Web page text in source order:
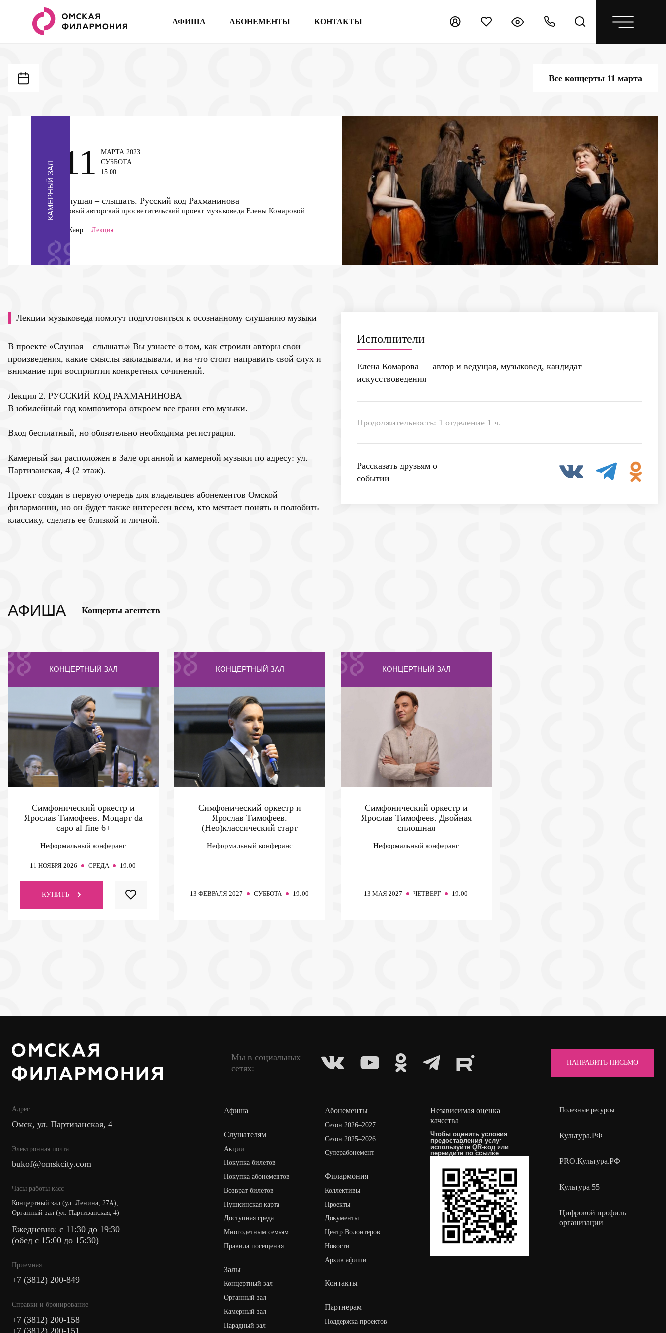
АФИША АБОНЕМЕНТЫ КОНТАКТЫ
Все концерты 11 марта
КАМЕРНЫЙ ЗАЛ Слушая – слышать. Русский код Рахманинова
Новый авторский просветительский проект музыковеда Елены Комаровой
Жанр: Лекция
11
МАРТА 2023
СУББОТА
15:00
Лекции музыковеда помогут подготовиться к осознанному слушанию музыки
В проекте «Слушая – слышать» Вы узнаете о том, как строили авторы свои
произведения, какие смыслы закладывали, и на что стоит направить свой слух и
внимание при восприятии конкретных сочинений.
Лекция 2. РУССКИЙ КОД РАХМАНИНОВА
В юбилейный год композитора откроем все грани его музыки.
Вход бесплатный, но обязательно необходима регистрация.
Камерный зал расположен в Зале органной и камерной музыки по адресу: ул.
Партизанская, 4 (2 этаж).
Проект создан в первую очередь для владельцев абонементов Омской
филармонии, но он будет также интересен всем, кто мечтает понять и полюбить
классику, сделать ее близкой и личной.
Исполнители
Елена Комарова — автор и ведущая, музыковед, кандидат
искусствоведения
Продолжительность: 1 отделение 1 ч.
Рассказать друзьям о
событии
АФИША Концерты агентств
КОНЦЕРТНЫЙ ЗАЛ
Симфонический оркестр и
Ярослав Тимофеев. Моцарт da
capo al fine 6+
Неформальный конферанс
11 НОЯБРЯ 2026 СРЕДА 19:00
КУПИТЬ
КОНЦЕРТНЫЙ ЗАЛ
Симфонический оркестр и
Ярослав Тимофеев.
(Нео)классический старт
Неформальный конферанс
13 ФЕВРАЛЯ 2027 СУББОТА 19:00
КОНЦЕРТНЫЙ ЗАЛ
Симфонический оркестр и
Ярослав Тимофеев. Двойная
сплошная
Неформальный конферанс
13 МАЯ 2027 ЧЕТВЕРГ 19:00
Мы в социальных
сетях:
НАПРАВИТЬ ПИСЬМО
Адрес
Омск, ул. Партизанская, 4
Электронная почта
bukof@omskcity.com
Часы работы касс
Концертный зал (ул. Ленина, 27А),
Органный зал (ул. Партизанская, 4)
Ежедневно: с 11:30 до 19:30
(обед с 15:00 до 15:30)
Приемная
+7 (3812) 200-849
Cправки и бронирование
+7 (3812) 200-158
+7 (3812) 200-151
Афиша
Слушателям
Акции
Покупка билетов
Покупка абонементов
Возврат билетов
Пушкинская карта
Доступная среда
Многодетным семьям
Правила посещения
Залы
Концертный зал
Органный зал
Камерный зал
Парадный зал
Абонементы
Сезон 2026–2027
Сезон 2025–2026
Суперабонемент
Филармония
Коллективы
Проекты
Документы
Центр Волонтеров
Новости
Архив афиши
Контакты
Партнерам
Поддержка проектов
Независимая оценка
качества
Чтобы оценить условия
предоставления услуг
используйте QR-код или
перейдите поссылке
Полезные ресурсы:
Культура.РФ
PRO.Культура.РФ
Культура 55
Цифровой профиль
организации